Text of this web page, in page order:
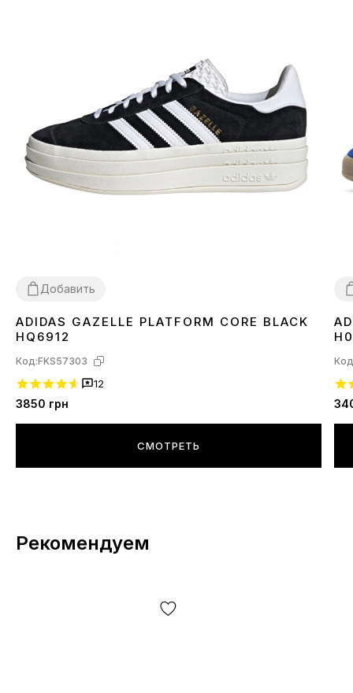
Добавить
39 4041
ADIDAS GAZELLE PLATFORM CORE BLACK
HQ6912
Код:FKS57303
12
3850 грн
СМОТРЕТЬ
Рекомендуем